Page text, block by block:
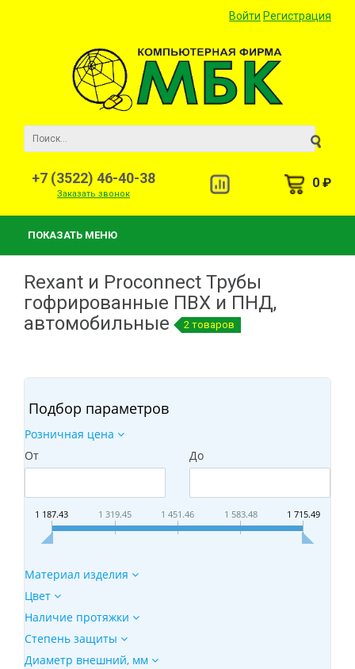
Войти Регистрация
+7 (3522) 46-40-38
Заказать звонок
0 ₽
ПОКАЗАТЬ МЕНЮ
Rexant и Proconnect Трубы
гофрированные ПВХ и ПНД,
автомобильные
2 товаров
Подбор параметров
Розничная цена
От
До
1 187.43 1 319.45 1 451.46 1 583.48 1 715.49
Материал изделия
Цвет
Наличие протяжки
Степень защиты
Диаметр внешний, мм